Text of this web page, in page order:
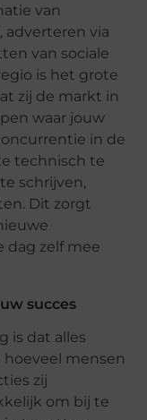
van
adverteren via
van sociale
is het grote
zij de markt in
waar jouw
in de
technisch te
schrijven,
Dit zorgt
dag zelf mee
succes
is dat alles
hoeveel mensen
zij
om bij te